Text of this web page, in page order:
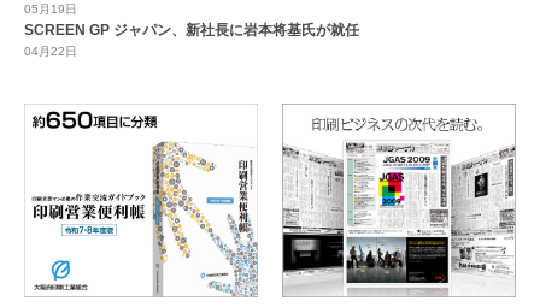
05月19日
SCREEN GP ジャパン、新社長に岩本将基氏が就任
04月22日